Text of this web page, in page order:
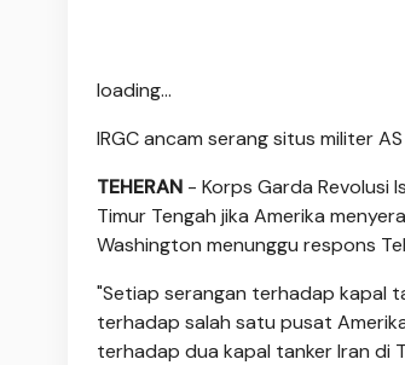
loading...
IRGC ancam serang situs militer
TEHERAN - Korps Garda Revolusi
Timur Tengah jika Amerika
Washington menunggu respons
"Setiap serangan terhadap kapal
terhadap salah satu pusat
terhadap dua kapal tanker Iran di